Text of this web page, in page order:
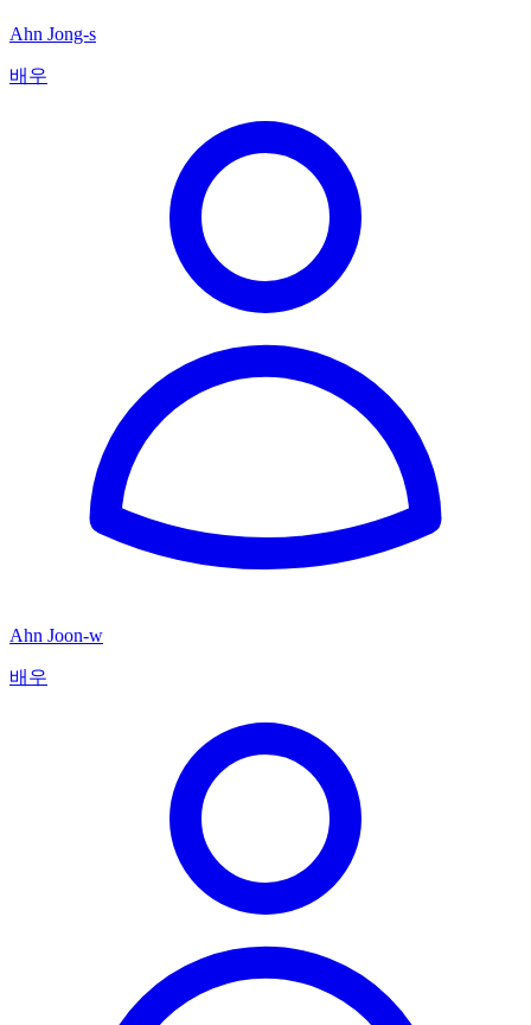
Ahn Jong-s
배우
Ahn Joon-w
배우